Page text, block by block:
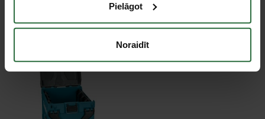
Pielāgot
Noraidīt